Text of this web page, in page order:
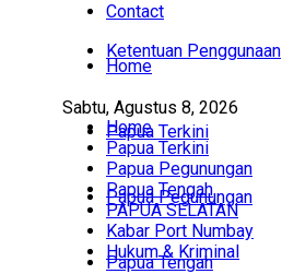
Contact
Ketentuan Penggunaan
Sabtu, Agustus 8, 2026
Home
Papua Terkini
Papua Pegunungan
Papua Tengah
Home
Papua Terkini
Papua Pegunungan
Papua Tengah
PAPUA SELATAN
Kabar Port Numbay
Hukum & Kriminal